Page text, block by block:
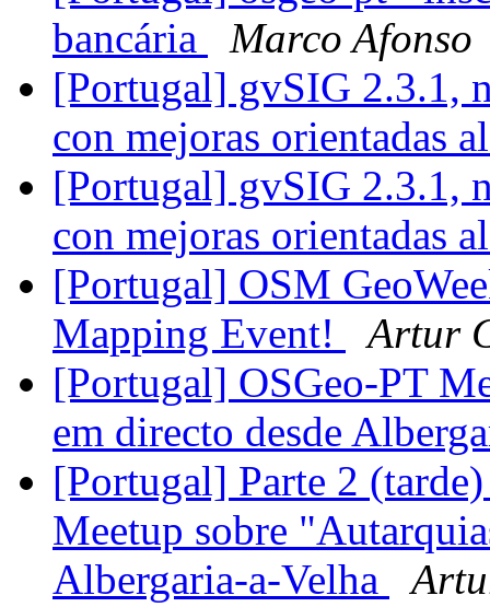
bancária
Marco Afonso
[Portugal] gvSIG 2.3.1,
con mejoras orientadas
[Portugal] gvSIG 2.3.1,
con mejoras orientadas
[Portugal] OSM
Mapping Event!
Artur
[Portugal] OSGeo-PT
em directo desde
[Portugal] Parte 2
Meetup sobre
Albergaria-a-Velha